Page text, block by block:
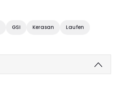
GSI Kerasan
Laufen